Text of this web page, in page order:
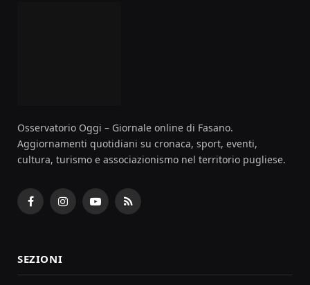
Osservatorio Oggi – Giornale online di Fasano.
Aggiornamenti quotidiani su cronaca, sport, eventi,
cultura, turismo e associazionismo nel territorio pugliese.
FacebookInstagramYouTubeRSS
SEZIONI